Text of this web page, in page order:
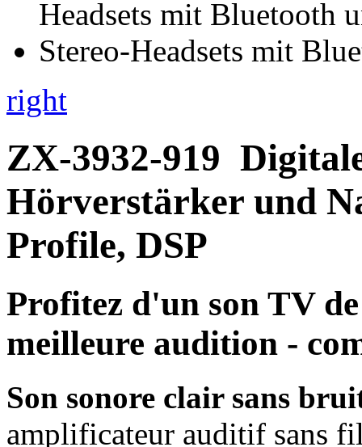
right
ZX-3932-919
Hörverstärker und
Profile, DSP
Profitez d'un son TV
meilleure audition -
Son sonore clair sans
amplificateur auditif sans